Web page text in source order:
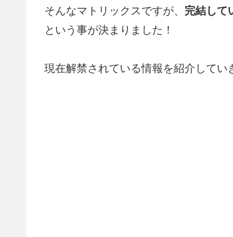
そんなマトリックスですが、 完結して
という事が決まりました！
現在解禁されている情報を紹介してい